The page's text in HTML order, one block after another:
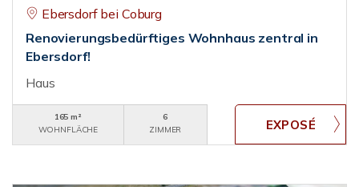
Ebersdorf bei Coburg
Renovierungsbedürftiges Wohnhaus zentral in
Ebersdorf!
Haus
165 m²
WOHNFLÄCHE
6
ZIMMER